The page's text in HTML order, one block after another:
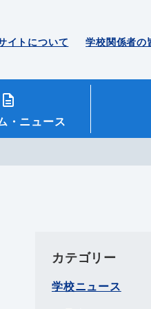
イトについて 学校関係者の
・ニュース
カテゴリー
学校ニュース